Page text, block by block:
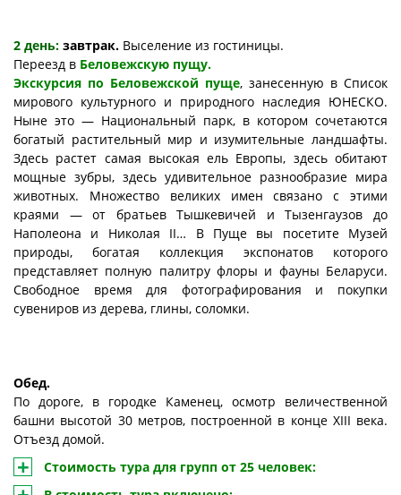
2 день: завтрак. Выселение из гостиницы.
Переезд в Беловежскую пущу.
Экскурсия по Беловежской пуще, занесенную в Список
мирового культурного и природного наследия ЮНЕСКО.
Ныне это — Национальный парк, в котором сочетаются
богатый растительный мир и изумительные ландшафты.
Здесь растет самая высокая ель Европы, здесь обитают
мощные зубры, здесь удивительное разнообразие мира
животных. Множество великих имен связано с этими
краями — от братьев Тышкевичей и Тызенгаузов до
Наполеона и Николая II… В Пуще вы посетите Музей
природы, богатая коллекция экспонатов которого
представляет полную палитру флоры и фауны Беларуси.
Свободное время для фотографирования и покупки
сувениров из дерева, глины, соломки.
Обед.
По дороге, в городке Каменец, осмотр величественной
башни высотой 30 метров, построенной в конце ХІІІ века.
Отъезд домой.
Стоимость тура для групп от 25 человек: